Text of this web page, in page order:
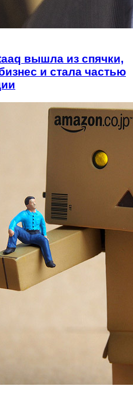
вышла из спячки,
и стала частью